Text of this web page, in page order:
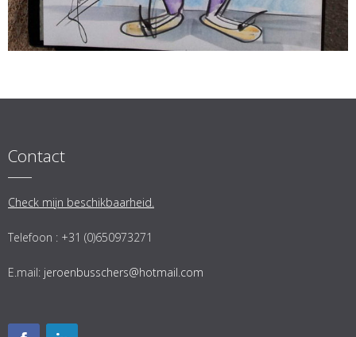
Contact
Check mijn beschikbaarheid.
Telefoon : +31 (0)650973271
E.mail: jeroenbusschers@hotmail.com